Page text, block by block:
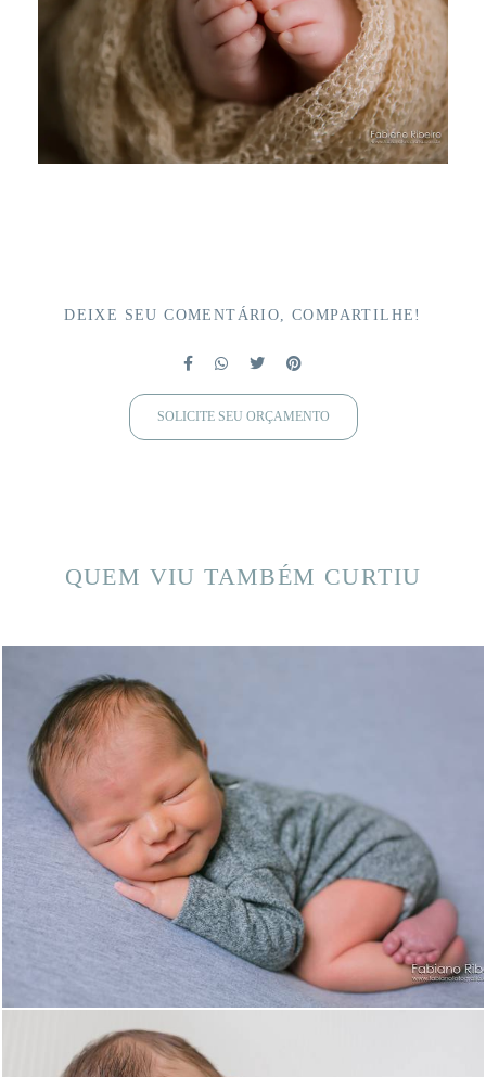
DEIXE SEU COMENTÁRIO, COMPARTILHE!
SOLICITE SEU ORÇAMENTO
QUEM VIU TAMBÉM CURTIU
1844 0